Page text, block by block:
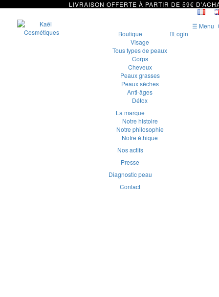
Boutique
Visage
Tous types de peaux
Corps
Cheveux
Peaux grasses
Peaux sèches
Anti-âges
Détox
La marque
Notre histoire
Notre philosophie
Notre éthique
Nos actifs
Presse
Diagnostic peau
Contact
Login
☰ Menu
LIVRAISON OFFERTE À PARTIR DE 59€